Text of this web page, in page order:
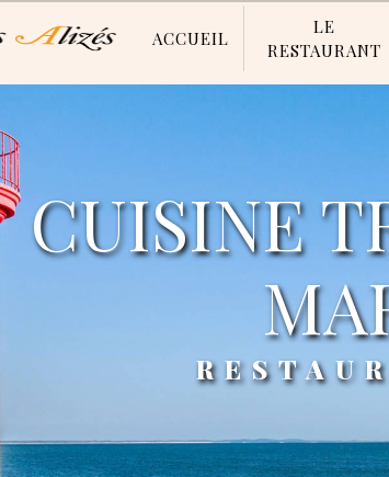
ACCUEIL
LE
RESTAURANT
CUISINE TRADITIONNELLE